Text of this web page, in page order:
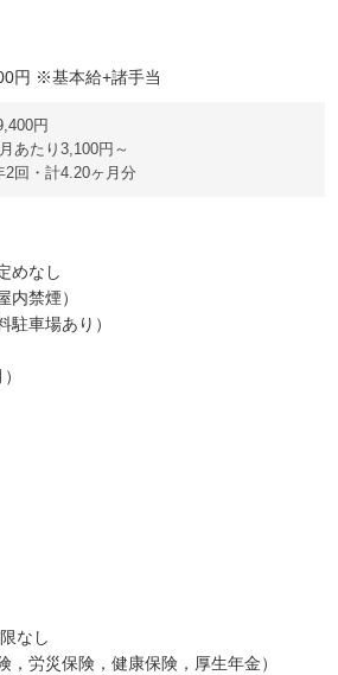
円 ※基本給+諸手当
円
あたり3,100円～
回・計4.20ヶ月分
めなし
内禁煙）
駐車場あり）
なし
，労災保険，健康保険，厚生年金）